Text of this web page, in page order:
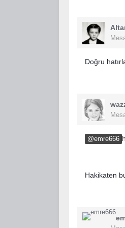
Doğru
@emre666
Hakikaten